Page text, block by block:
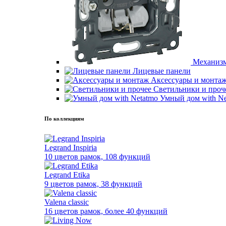
Лицевые панели
Аксессуары и
Светильники и
Умный дом with
По коллекциям
Legrand Inspiria
10 цветов рамок, 108 функций
Legrand Etika
9 цветов рамок, 38 функций
Valena classic
16 цветов рамок, более 40 функций